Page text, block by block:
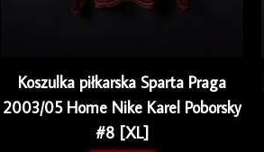
Koszulka piłkarska Sparta Praga
2003/05 Home Nike Karel Poborsky
#8 [XL]